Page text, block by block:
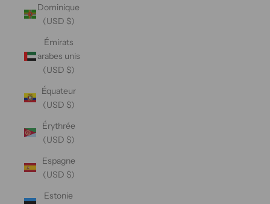
Dominique
(USD $)
Émirats
arabes unis
(USD $)
Équateur
(USD $)
Érythrée
(USD $)
Espagne
(USD $)
Estonie